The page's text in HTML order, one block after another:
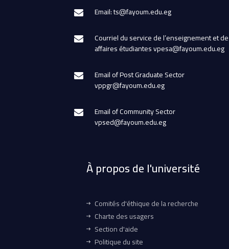
Email: ts@fayoum.edu.eg
Courriel du service de l’enseignement et
affaires étudiantes vpesa@fayoum.edu.eg
Email of Post Graduate Sector
vppgr@fayoum.edu.eg
Email of Community Sector
vpsed@fayoum.edu.eg
À propos de l'université
Comités d'éthique de la recherche
Charte des usagers
Section d'aide
Politique du site